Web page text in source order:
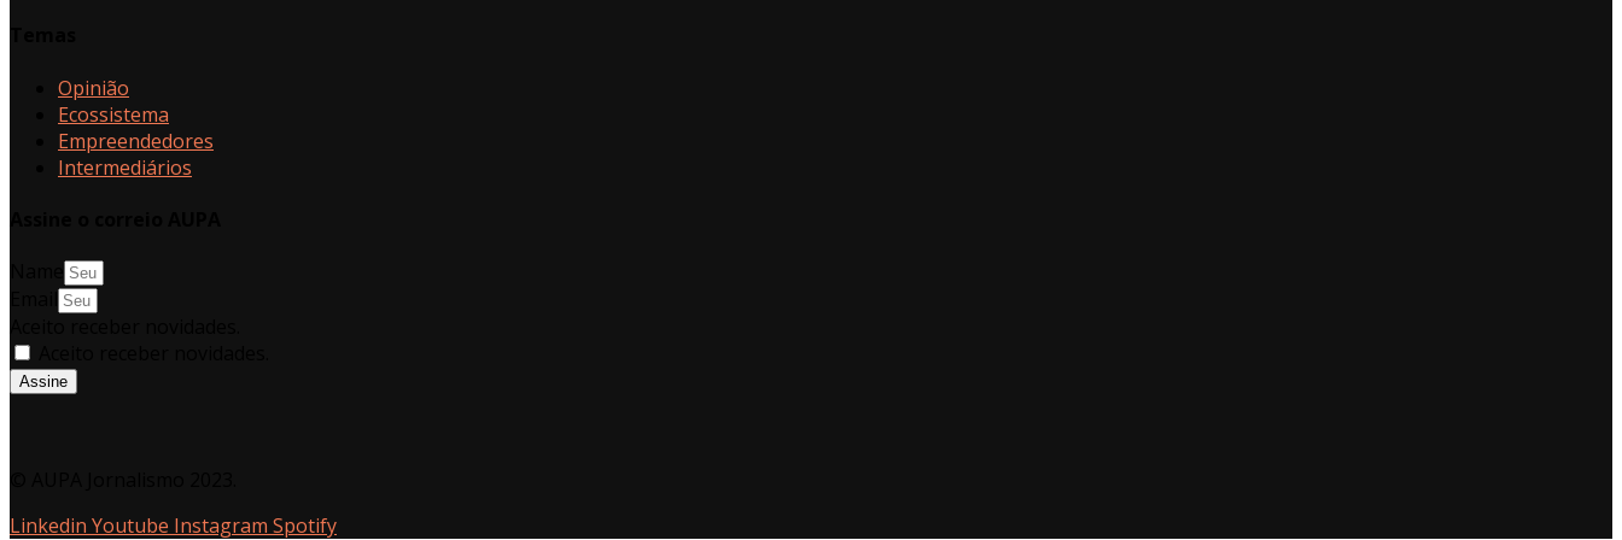
Opinião
Ecossistema
Empreendedores
Intermediários
Assine
Linkedin Youtube Instagram Spotify